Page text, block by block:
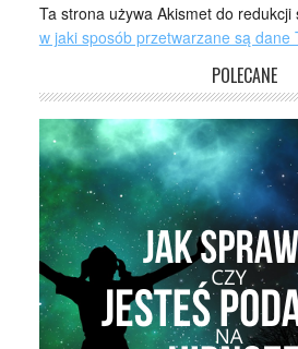
Ta strona używa Akismet do redukcji
w jaki sposób przetwarzane są dane
POLECANE